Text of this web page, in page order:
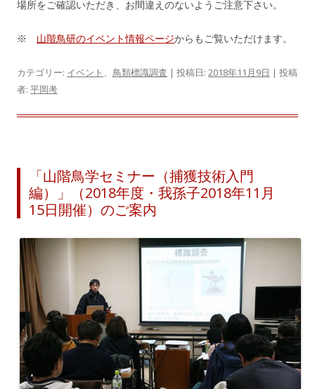
場所をご確認いただき、お間違えのないようご注意下さい。
※ 山階鳥研のイベント情報ページからもご覧いただけます。
カテゴリー: イベント 、 鳥類標識調査 | 投稿日: 2018年11月9日 | 投稿
者: 平岡考
「山階鳥学セミナー（捕獲技術入門
編）」（2018年度・我孫子2018年11月
15日開催）のご案内